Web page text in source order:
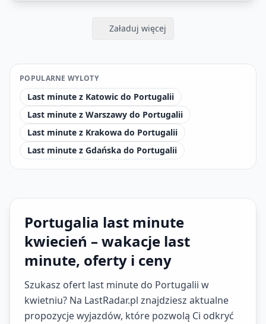
Załaduj więcej
POPULARNE WYLOTY
Last minute z Katowic do Portugalii
Last minute z Warszawy do Portugalii
Last minute z Krakowa do Portugalii
Last minute z Gdańska do Portugalii
Portugalia last minute
kwiecień – wakacje last
minute, oferty i ceny
Szukasz ofert last minute do Portugalii w
kwietniu? Na LastRadar.pl znajdziesz aktualne
propozycje wyjazdów, które pozwolą Ci odkryć